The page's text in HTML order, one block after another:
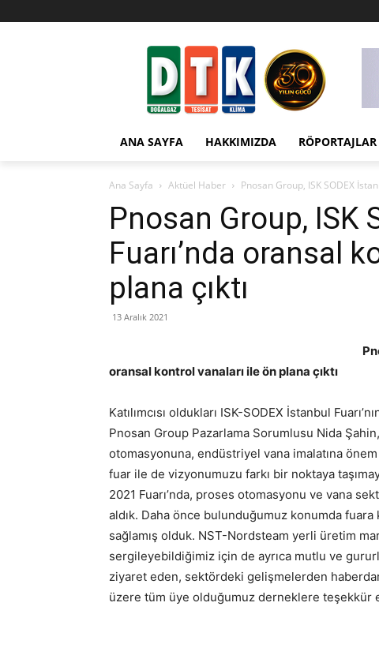
ANA SAYFA HAKKIMIZDA RÖPORTAJLAR
Ana Sayfa Aktüel Haber Pnosan Group, ISK SODEX
Pnosan Group, ISK
Fuarı’nda oransal
plana çıktı
13 Aralık 2021
oransal kontrol vanaları ile ön plana çıktı
Katılımcısı oldukları ISK-SODEX İstanbul
Pnosan Group Pazarlama Sorumlusu Nida
otomasyonuna, endüstriyel vana imalatına
fuar ile de vizyonumuzu farkı bir noktaya
2021 Fuarı’nda, proses otomasyonu ve vana
aldık. Daha önce bulunduğumuz konumda
sağlamış olduk. NST-Nordsteam yerli üretim
sergileyebildiğimiz için de ayrıca mutlu ve
ziyaret eden, sektördeki gelişmelerden
üzere tüm üye olduğumuz derneklere teşekkür